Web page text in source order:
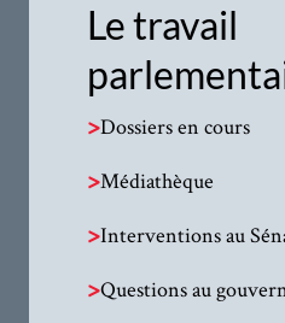
Le travail
>Dossiers en cours
>Médiathèque
>Interventions au
>Questions au